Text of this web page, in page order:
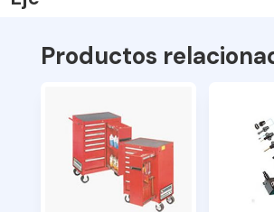
Productos